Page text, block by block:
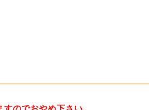
のでおやめ下さい。